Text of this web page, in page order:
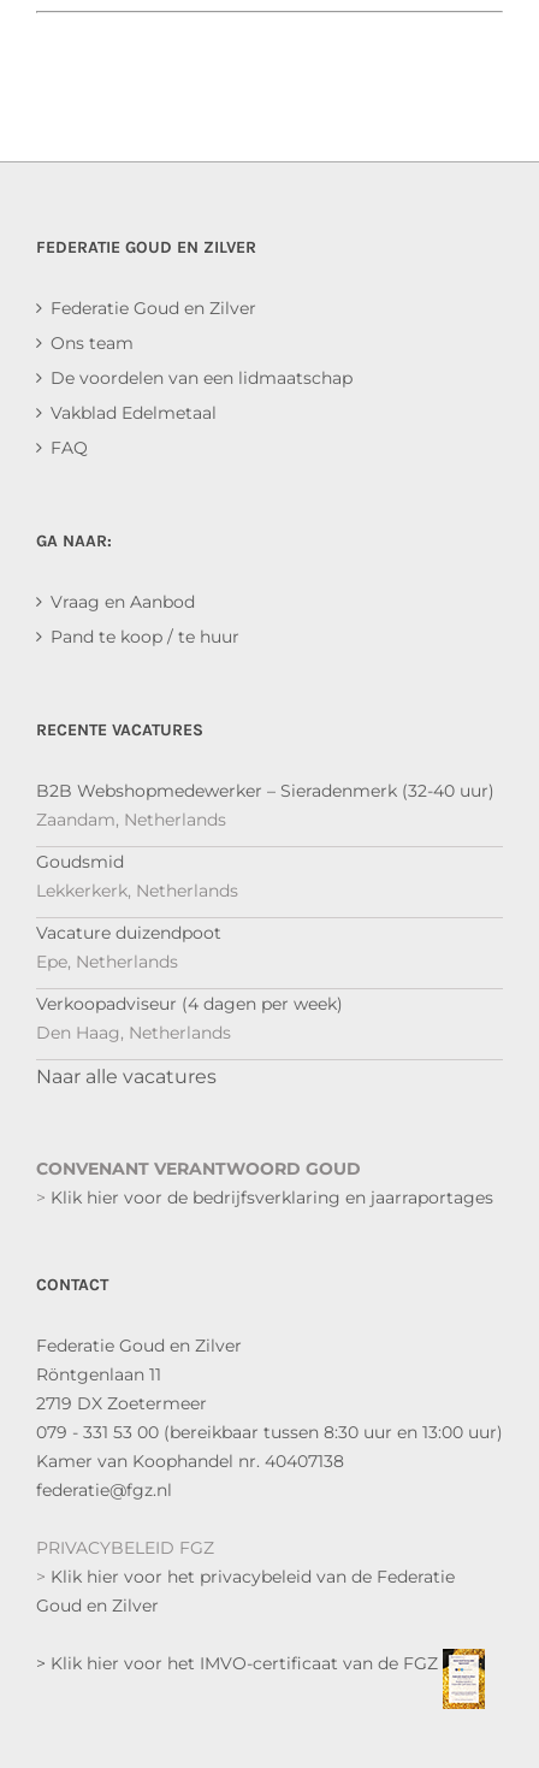
FEDERATIE GOUD EN ZILVER
Federatie Goud en Zilver
Ons team
De voordelen van een lidmaatschap
Vakblad Edelmetaal
FAQ
GA NAAR:
Vraag en Aanbod
Pand te koop / te huur
RECENTE VACATURES
B2B Webshopmedewerker – Sieradenmerk (32-40 uur)
Zaandam, Netherlands
Goudsmid
Lekkerkerk, Netherlands
Vacature duizendpoot
Epe, Netherlands
Verkoopadviseur (4 dagen per week)
Den Haag, Netherlands
Naar alle vacatures
CONVENANT VERANTWOORD GOUD
> Klik hier voor de bedrijfsverklaring en jaarraportages
CONTACT
Federatie Goud en Zilver
Röntgenlaan 11
2719 DX Zoetermeer
079 - 331 53 00 (bereikbaar tussen 8:30 uur en 13:00 uur)
Kamer van Koophandel nr. 40407138
federatie@fgz.nl
PRIVACYBELEID FGZ
> Klik hier voor het privacybeleid van de Federatie
Goud en Zilver
> Klik hier voor het IMVO-certificaat van de FGZ